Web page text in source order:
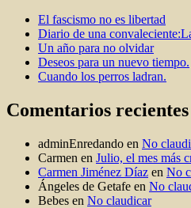
El fascismo no es libertad
Diario de una
Un año para no olvidar
Deseos para un nuevo tiempo.
Cuando los perros ladran.
Comentarios recientes
adminEnredando en No
Carmen en Julio, el mes más
Carmen Jiménez Díaz en No
Ángeles de Getafe en No
Bebes en No claudicar